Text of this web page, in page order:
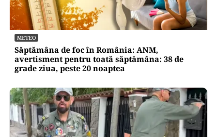
METEO
Săptămâna de foc în România: ANM,
avertisment pentru toată săptămâna: 38 de
grade ziua, peste 20 noaptea